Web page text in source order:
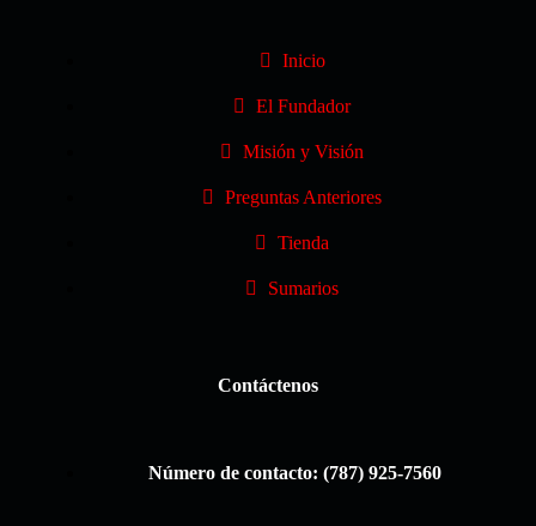
Inicio
El Fundador
Misión y Visión
Preguntas Anteriores
Tienda
Sumarios
Contáctenos
Número de contacto: (787) 925-7560